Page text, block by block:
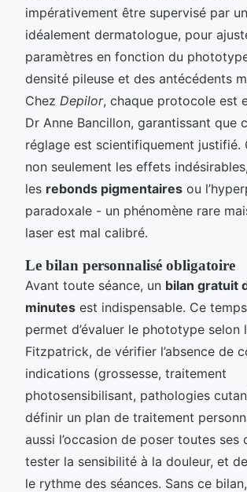
impérativement être supervisé par
idéalement dermatologue, pour
paramètres en fonction du
densité pileuse et des antécédents
Chez Depilor, chaque protocole est
Dr Anne Bancillon, garantissant que
réglage est scientifiquement justifié.
non seulement les effets
les rebonds pigmentaires ou
paradoxale - un phénomène rare
laser est mal calibré.
Le bilan personnalisé obligatoire
Avant toute séance, un bilan gratuit
minutes est indispensable. Ce temps
permet d’évaluer le phototype selon
Fitzpatrick, de vérifier l’absence de
indications (grossesse, traitement
photosensibilisant, pathologies
définir un plan de traitement
aussi l’occasion de poser toutes ses
tester la sensibilité à la douleur, et
le rythme des séances. Sans ce